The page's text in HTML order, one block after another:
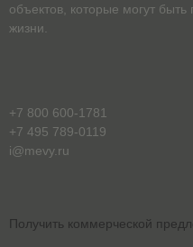
объектов, которые могут
жизни.
+7 800 600-1781
+7 495 789-0119
i@mevy.ru
Получить коммерческой